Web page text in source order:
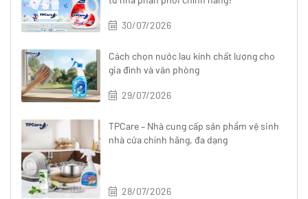
30/07/2026
Cách chọn nước lau kính chất lượng cho
gia đình và văn phòng
29/07/2026
TPCare – Nhà cung cấp sản phẩm vệ sinh
nhà cửa chính hãng, đa dạng
28/07/2026